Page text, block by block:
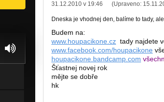
31.12.2010 v 19:46 (Upraveno:
Dneska je vhodnej den, balíme to tady,
Budem na:
www.houpacikone.cz tady najdete
www.facebook.com/houpacikone
houpacikone.bandcamp.com
Šťastnej novej rok
mějte se dobře
hk